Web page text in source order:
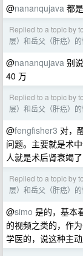
@nananqujava 都
Replied to a topic by
层）和岳父（肝癌）
@nananqujava 别
40 万
Replied to a topic by
层）和岳父（肝癌）
@fengfisher3 对，
问题。主要就是术
人就是术后肾衰竭
Replied to a topic by
层）和岳父（肝癌）
@simo 是的，基本
的视频之类的，作
学医的，说这种主